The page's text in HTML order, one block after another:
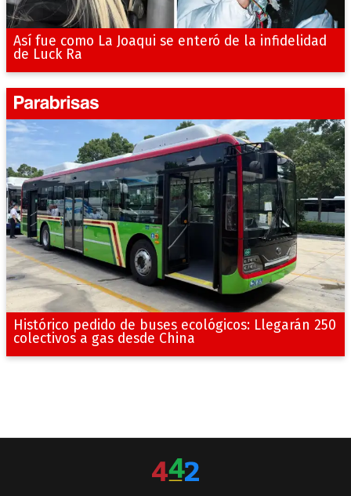
Así fue como La Joaqui se enteró de la infidelidad
de Luck Ra
Histórico pedido de buses ecológicos: Llegarán 250
colectivos a gas desde China